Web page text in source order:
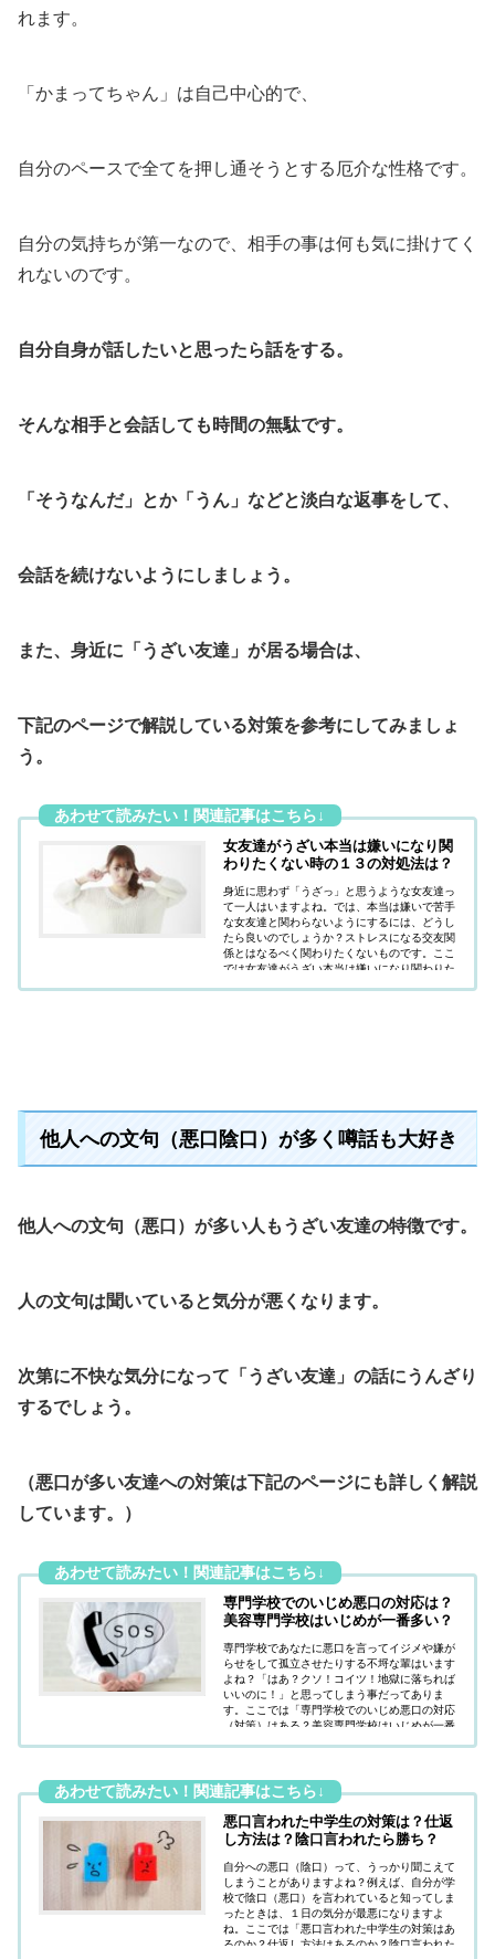
れます。
「かまってちゃん」は自己中心的で、
自分のペースで全てを押し通そうとする厄介な性格です。
自分の気持ちが第一なので、相手の事は何も気に掛けてく
れないのです。
自分自身が話したいと思ったら話をする。
そんな相手と会話しても時間の無駄です。
「そうなんだ」とか「うん」などと淡白な返事をして、
会話を続けないようにしましょう。
また、身近に「うざい友達」が居る場合は、
下記のページで解説している対策を参考にしてみましょ
う。
女友達がうざい本当は嫌いになり関
わりたくない時の１３の対処法は？
身近に思わず「うざっ」と思うような女友達っ
て一人はいますよね。では、本当は嫌いで苦手
な女友達と関わらないようにするには、どうし
たら良いのでしょうか？ストレスになる交友関
係とはなるべく関わりたくないものです。ここ
では女友達がうざい本当は嫌いになり関わりた
他人への文句（悪口陰口）が多く噂話も大好き
他人への文句（悪口）が多い人もうざい友達の特徴です。
人の文句は聞いていると気分が悪くなります。
次第に不快な気分になって「うざい友達」の話にうんざり
するでしょう。
（悪口が多い友達への対策は下記のページにも詳しく解説
しています。）
専門学校でのいじめ悪口の対応は？
美容専門学校はいじめが一番多い？
専門学校であなたに悪口を言ってイジメや嫌が
らせをして孤立させたりする不埒な輩はいます
よね？「はあ？クソ！コイツ！地獄に落ちれば
いいのに！」と思ってしまう事だってありま
す。ここでは「専門学校でのいじめ悪口の対応
（対策）はある？美容専門学校はいじめが一番
悪口言われた中学生の対策は？仕返
し方法は？陰口言われたら勝ち？
自分への悪口（陰口）って、うっかり聞こえて
しまうことがありますよね？例えば、自分が学
校で陰口（悪口）を言われていると知ってしま
ったときは、１日の気分が最悪になりますよ
ね。ここでは「悪口言われた中学生の対策はあ
るのか？仕返し方法はあるのか？陰口言われた